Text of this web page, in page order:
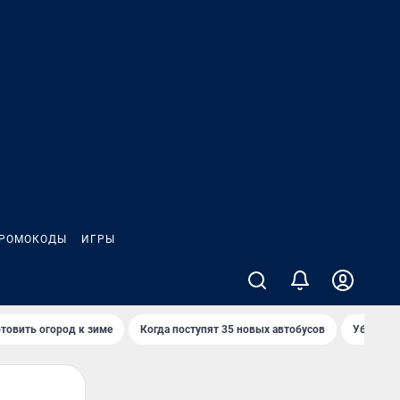
ИГРЫ
огород к зиме Когда поступят 35 новых автобусов Убийца